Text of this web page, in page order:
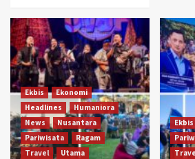
Ekbis
Ekonomi
Headlines
Humaniora
News
Nusantara
Pariwisata
Ragam
Travel
Utama
Ekbis